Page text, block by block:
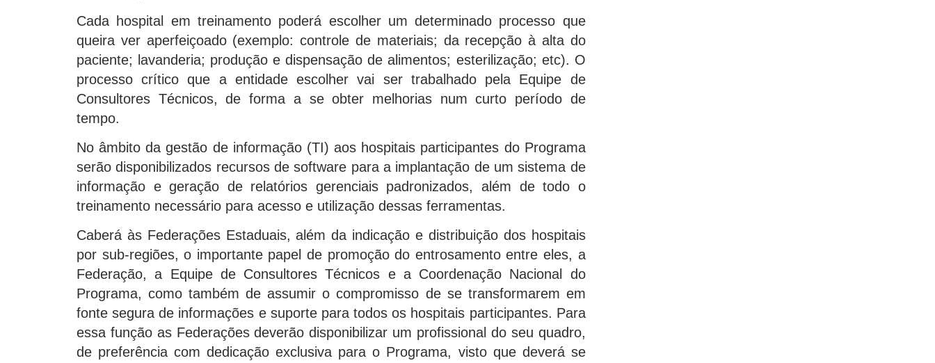
Cada hospital em treinamento poderá escolher um determinado processo que
queira ver aperfeiçoado (exemplo: controle de materiais; da recepção à alta do
paciente; lavanderia; produção e dispensação de alimentos; esterilização; etc). O
processo crítico que a entidade escolher vai ser trabalhado pela Equipe de
Consultores Técnicos, de forma a se obter melhorias num curto período de
tempo.
No âmbito da gestão de informação (TI) aos hospitais participantes do Programa
serão disponibilizados recursos de software para a implantação de um sistema de
informação e geração de relatórios gerenciais padronizados, além de todo o
treinamento necessário para acesso e utilização dessas ferramentas.
Caberá às Federações Estaduais, além da indicação e distribuição dos hospitais
por sub-regiões, o importante papel de promoção do entrosamento entre eles, a
Federação, a Equipe de Consultores Técnicos e a Coordenação Nacional do
Programa, como também de assumir o compromisso de se transformarem em
fonte segura de informações e suporte para todos os hospitais participantes. Para
essa função as Federações deverão disponibilizar um profissional do seu quadro,
de preferência com dedicação exclusiva para o Programa, visto que deverá se